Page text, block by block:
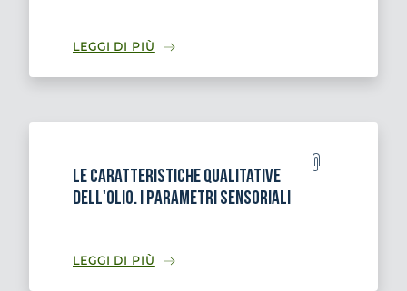
LEGGI DI PIÙ
Le caratteristiche qualitative
dell'olio. I parametri sensoriali
LEGGI DI PIÙ